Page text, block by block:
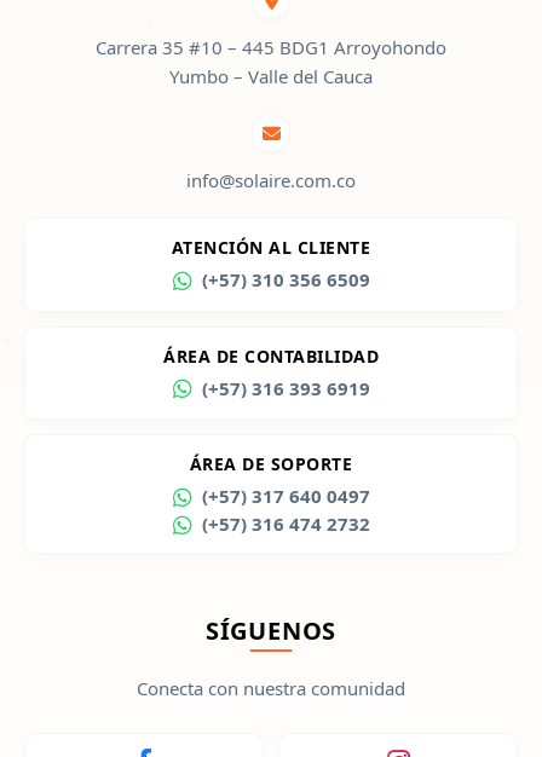
Carrera 35 #10 – 445 BDG1 Arroyohondo
Yumbo – Valle del Cauca
info@solaire.com.co
ATENCIÓN AL CLIENTE
(+57) 310 356 6509
ÁREA DE CONTABILIDAD
(+57) 316 393 6919
ÁREA DE SOPORTE
(+57) 317 640 0497
(+57) 316 474 2732
SÍGUENOS
Conecta con nuestra comunidad